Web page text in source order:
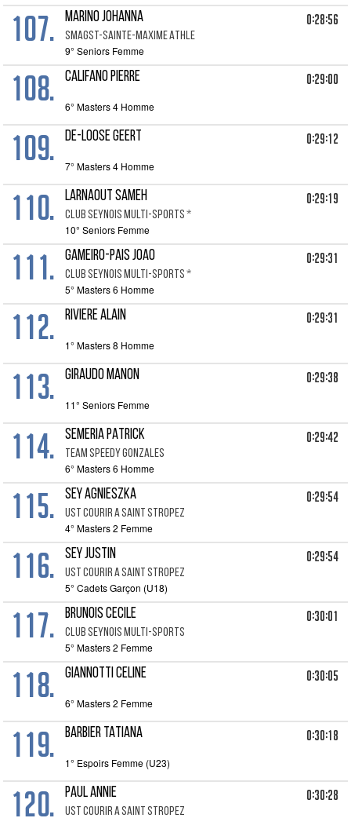
107. MARINO JOHANNA
SMAGST-SAINTE-MAXIME ATHLE
0:28:56
9° Seniors Femme
108. CALIFANO PIERRE 0:29:00
6° Masters 4 Homme
109. DE-LOOSE GEERT 0:29:12
7° Masters 4 Homme
110. LARNAOUT SAMEH
CLUB SEYNOIS MULTI-SPORTS *
0:29:19
10° Seniors Femme
111. GAMEIRO-PAIS JOAO
CLUB SEYNOIS MULTI-SPORTS *
0:29:31
5° Masters 6 Homme
112. RIVIERE ALAIN 0:29:31
1° Masters 8 Homme
113. GIRAUDO MANON 0:29:38
11° Seniors Femme
114. SEMERIA PATRICK
TEAM SPEEDY GONZALES
0:29:42
6° Masters 6 Homme
115. SEY AGNIESZKA
UST COURIR A SAINT STROPEZ
0:29:54
4° Masters 2 Femme
116. SEY JUSTIN
UST COURIR A SAINT STROPEZ
0:29:54
5° Cadets Garçon (U18)
117. BRUNOIS CECILE
CLUB SEYNOIS MULTI-SPORTS
0:30:01
5° Masters 2 Femme
118. GIANNOTTI CELINE 0:30:05
6° Masters 2 Femme
119. BARBIER TATIANA 0:30:18
1° Espoirs Femme (U23)
120. PAUL ANNIE
UST COURIR A SAINT STROPEZ
0:30:28